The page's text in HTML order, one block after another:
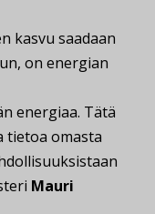
kasvu saadaan
on energian
energiaa. Tätä
tietoa omasta
Mauri